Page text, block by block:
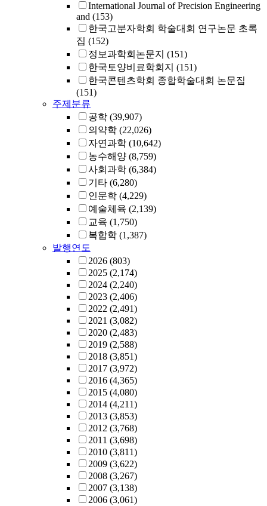
International Journal of Precision Engineering
and (153)
한국고분자학회 학술대회 연구논문 초록
집 (152)
정보과학회논문지 (151)
한국토양비료학회지 (151)
한국콘텐츠학회 종합학술대회 논문집
(151)
주제분류
공학 (39,907)
의약학 (22,026)
자연과학 (10,642)
농수해양 (8,759)
사회과학 (6,384)
기타 (6,280)
인문학 (4,229)
예술체육 (2,139)
교육 (1,750)
복합학 (1,387)
발행연도
2026 (803)
2025 (2,174)
2024 (2,240)
2023 (2,406)
2022 (2,491)
2021 (3,082)
2020 (2,483)
2019 (2,588)
2018 (3,851)
2017 (3,972)
2016 (4,365)
2015 (4,080)
2014 (4,211)
2013 (3,853)
2012 (3,768)
2011 (3,698)
2010 (3,811)
2009 (3,622)
2008 (3,267)
2007 (3,138)
2006 (3,061)